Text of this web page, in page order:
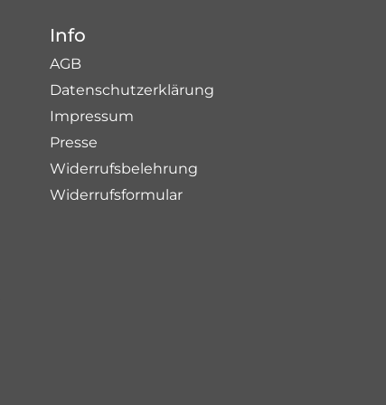
Info
AGB
Datenschutzerklärung
Impressum
Presse
Widerrufsbelehrung
Widerrufsformular